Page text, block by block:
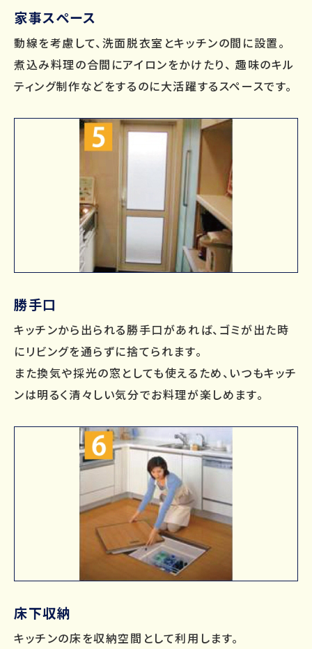
家事スペース
動線を考慮して、洗面脱衣室とキッチンの間に設置。
煮込み料理の合間にアイロンをかけたり、 趣味のキル
ティング制作などをするのに大活躍するスペースです。
勝手口
キッチンから出られる勝手口があれば、ゴミが出た時
にリビングを通らずに捨てられます。
また換気や採光の窓としても使えるため、いつもキッチ
ンは明るく清々しい気分でお料理が楽しめます。
床下収納
キッチンの床を収納空間として利用します。